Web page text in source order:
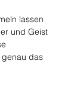
lassen
und Geist
genau das